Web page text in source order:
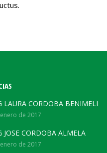
LAURA CORDOBA BENIMELI
de 2017
JOSE CORDOBA ALMELA
de 2017